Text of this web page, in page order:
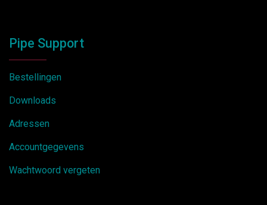
Pipe Support
Bestellingen
Downloads
Adressen
Accountgegevens
Wachtwoord vergeten